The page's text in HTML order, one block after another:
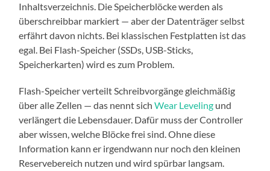
Inhaltsverzeichnis. Die Speicherblöcke werden als
überschreibbar markiert — aber der Datenträger selbst
erfährt davon nichts. Bei klassischen Festplatten ist das
egal. Bei Flash-Speicher (SSDs, USB-Sticks,
Speicherkarten) wird es zum Problem.
Flash-Speicher verteilt Schreibvorgänge gleichmäßig
über alle Zellen — das nennt sichWear Leveling und
verlängert die Lebensdauer. Dafür muss der Controller
aber wissen, welche Blöcke frei sind. Ohne diese
Information kann er irgendwann nur noch den kleinen
Reservebereich nutzen und wird spürbar langsam.